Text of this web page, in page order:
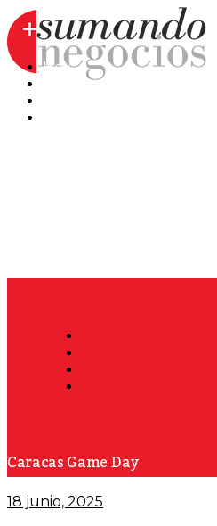
Hoy
Mercatips
Caracas Game Day
18 junio, 2025